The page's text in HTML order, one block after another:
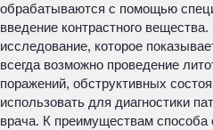
обрабатываются с помощью
введение контрастного
исследование, которое
всегда возможно проведение
поражений, обструктивных
использовать для диагностики
врача. К преимуществам способа